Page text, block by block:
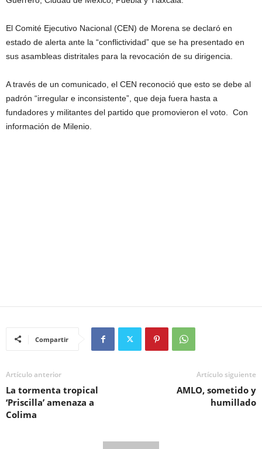
El Comité Ejecutivo Nacional (CEN) de Morena se declaró en
estado de alerta ante la “conflictividad” que se ha presentado en
sus asambleas distritales para la revocación de su dirigencia.
A través de un comunicado, el CEN reconoció que esto se debe al
padrón “irregular e inconsistente”, que deja fuera hasta a
fundadores y militantes del partido que promovieron el voto. Con
información de Milenio.
Compartir
Artículo anterior
La tormenta tropical
‘Priscilla’ amenaza a
Colima
Artículo siguiente
AMLO, sometido y
humillado